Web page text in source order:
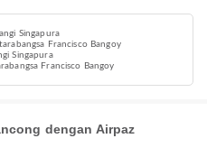
Singapura
Francisco Bangoy
Singapura
Francisco Bangoy
dengan Airpaz